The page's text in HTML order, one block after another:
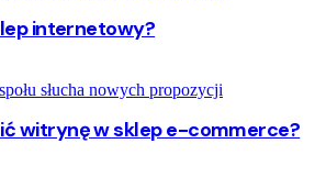
internetowy?
witrynę w sklep e-commerce?